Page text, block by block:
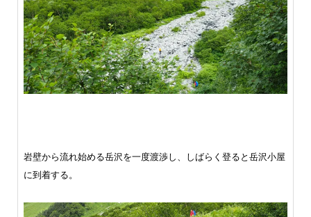
岩壁から流れ始める岳沢を一度渡渉し、しばらく登ると岳沢小屋
に到着する。